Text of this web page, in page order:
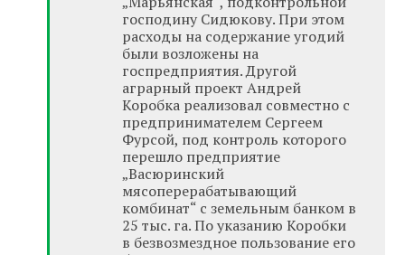
господину Сидюкову. При этом
расходы на содержание угодий
были возложены на
госпредприятия. Другой
аграрный проект Андрей
Коробка реализовал совместно с
предпринимателем Сергеем
Фурсой, под контроль которого
перешло предприятие
„Васюринский
мясоперерабатывающий
комбинат“ с земельным банком в
25 тыс. га. По указанию Коробки
в безвозмездное пользование его